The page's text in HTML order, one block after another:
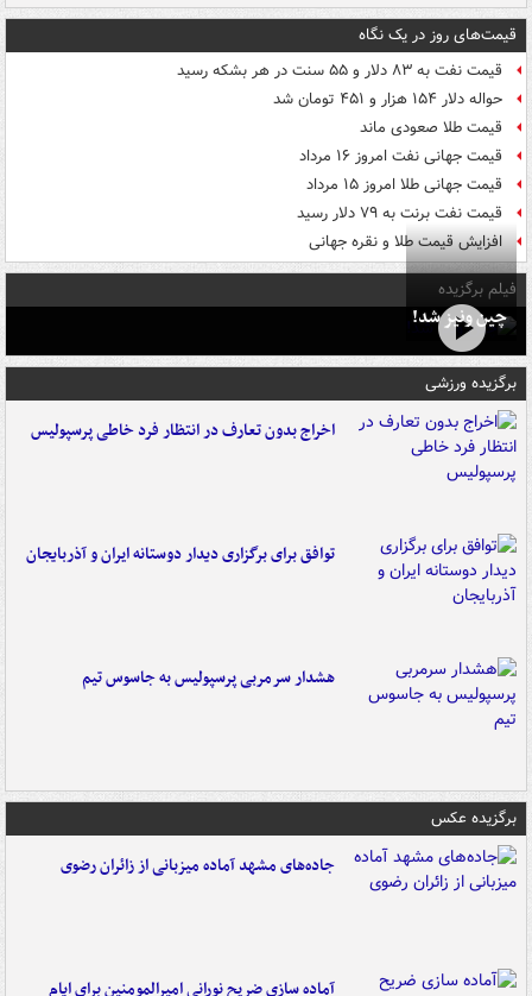
قیمت‌های روز در یک نگاه
قیمت نفت به ۸۳ دلار و ۵۵ سنت در هر بشکه رسید
حواله دلار ۱۵۴ هزار و ۴۵۱ تومان شد
قیمت طلا صعودی ماند
قیمت جهانی نفت امروز ۱۶ مرداد
قیمت جهانی طلا امروز ۱۵ مرداد
قیمت نفت برنت به ۷۹ دلار رسید
افزایش قیمت طلا و نقره جهانی
فیلم برگزیده
چین ونیز شد!
برگزیده ورزشی
اخراج بدون تعارف در انتظار فرد خاطی پرسپولیس
توافق برای برگزاری دیدار دوستانه ایران و آذربایجان
هشدار سرمربی پرسپولیس به جاسوس تیم
برگزیده عکس
جاده‌های مشهد آماده میزبانی از زائران رضوی
آماده سازی ضریح نورانی امیرالمومنین برای ایام